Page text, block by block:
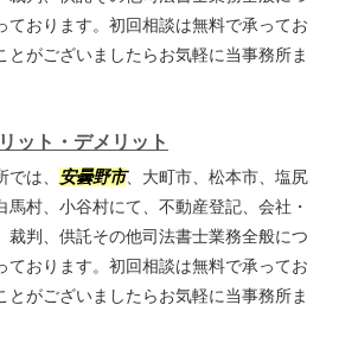
ております。初回相談は無料で承ってお
とがございましたらお気軽に当事務所ま
ット・デメリット
は、 安曇野市、大町市、松本市、塩尻
馬村、小谷村にて、不動産登記、会社・
裁判、供託その他司法書士業務全般につ
ております。初回相談は無料で承ってお
とがございましたらお気軽に当事務所ま